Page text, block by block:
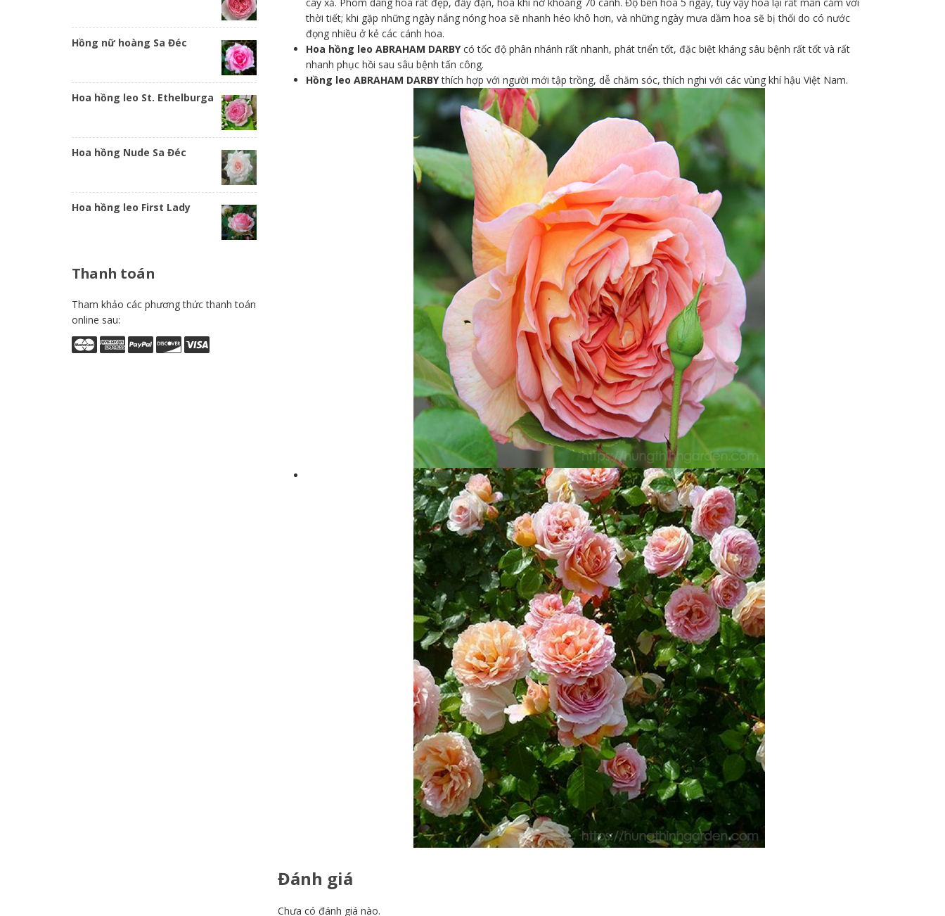
thời tiết; khi gặp những ngày nắng nóng hoa sẽ nhanh héo khô hơn, và những ngày mưa dầm hoa sẽ bị thối do có nước
đọng nhiều ở kẻ các cánh hoa.
Hoa hồng leo ABRAHAM DARBYcó tốc độ phân nhánh rất nhanh, phát triển tốt, đặc biệt kháng sâu bệnh rất tốt và rất
nhanh phục hồi sau sâu bệnh tấn công.
Hồng leo ABRAHAM DARBYthích hợp với người mới tập trồng, dễ chăm sóc, thích nghi với các vùng khí hậu Việt Nam.
Đánh giá
Chưa có đánh giá nào.
Hồng nữ hoàng Sa Đéc
Hoa hồng leo St. Ethelburga
Hoa hồng Nude Sa Đéc
Hoa hồng leo First Lady
Thanh toán
Tham khảo các phương thức thanh toán
online sau: